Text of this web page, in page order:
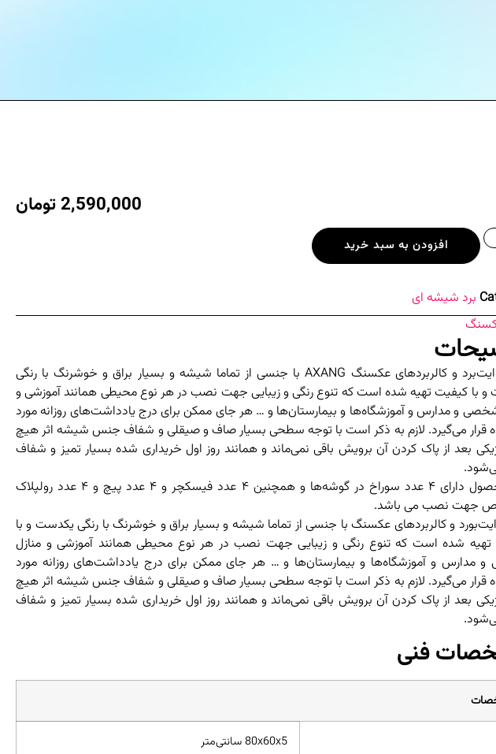
2,590,000تومان
افزودن به سبد خرید
برد شیشه ای
تخته وایت‌برد و کالربرد‌های عکسنگ AXANG با جنسی از تماما شیشه و بسیار براق و خوشرنگ با رنگی
با کیفیت تهیه شده است که تنوع رنگی و زیبایی جهت نصب در هر نوع محیطی همانند آموزشی و
و مدارس و آموزشگاه‌ها و بیمارستان‌ها و … هر جای ممکن برای درج یادداشت‌های روزانه مورد
قرار می‌گیرد. لازم به ذکر است با توجه سطحی بسیار صاف و صیقلی و شفاف جنس شیشه اثر هیچ
بعد از پاک کردن آن برویش باقی نمی‌ماند و همانند روز اول خریداری شده بسیار تمیز و شفاف
این محصول دارای ۴ عدد سوراخ در گوشه‌ها و همچنین ۴ عدد فیسکچر و ۴ عدد پیچ و ۴ عدد رولپلاک
جهت نصب می باشد.
و کالربرد‌های عکسنگ با جنسی از تماما شیشه و بسیار براق و خوشرنگ با رنگی یکدست و با
شده است که تنوع رنگی و زیبایی جهت نصب در هر نوع محیطی همانند آموزشی و منازل
مدارس و آموزشگاه‌ها و بیمارستان‌ها و … هر جای ممکن برای درج یادداشت‌های روزانه مورد
قرار می‌گیرد. لازم به ذکر است با توجه سطحی بسیار صاف و صیقلی و شفاف جنس شیشه اثر هیچ
بعد از پاک کردن آن برویش باقی نمی‌ماند و همانند روز اول خریداری شده بسیار تمیز و شفاف
فنی
80x60x5 سانتی‌متر